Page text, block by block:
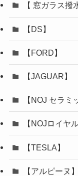
【 窓ガラス撥
【DS】
【FORD】
【JAGUAR】
【NOJ セラミ
【NOJロイヤ
【TESLA】
【アルピーヌ】